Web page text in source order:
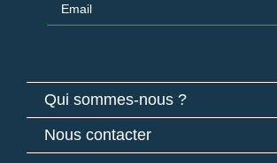
Email
Qui sommes-nous ?
Nous contacter